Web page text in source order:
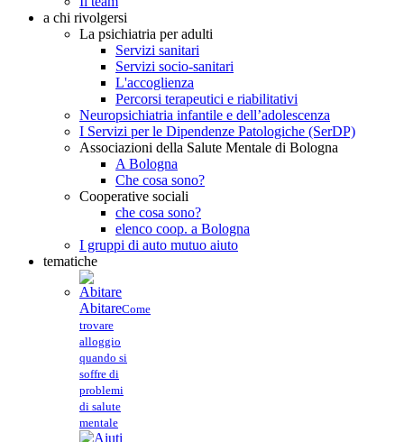
a chi rivolgersi
La psichiatria per adulti
Servizi sanitari
Servizi socio-sanitari
L'accoglienza
Percorsi terapeutici e riabilitativi
Neuropsichiatria infantile e dell’adolescenza
I Servizi per le Dipendenze Patologiche (SerDP)
Associazioni della Salute Mentale di Bologna
A Bologna
Che cosa sono?
Cooperative sociali
che cosa sono?
elenco coop. a Bologna
I gruppi di auto mutuo aiuto
tematiche
AbitareCome
trovare
alloggio
quando si
soffre di
problemi
di salute
mentale